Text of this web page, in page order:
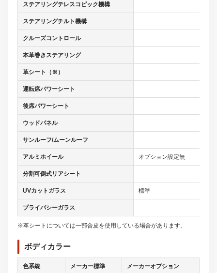
ステアリングテレスコピック機構
ステアリングチルト機構
クルーズコントロール
本革巻きステアリング
革シート（※）
運転席パワーシート
後席パワーシート
ウッドパネル
サンルーフ/ムーンルーフ
アルミホイール オプション設定無
分割可倒式リアシート
UVカットガラス 標準
プライバシーガラス
※革シートについては一部合皮を使用している場合があります。
ボディカラー
色系統 メーカー標準 メーカーオプション